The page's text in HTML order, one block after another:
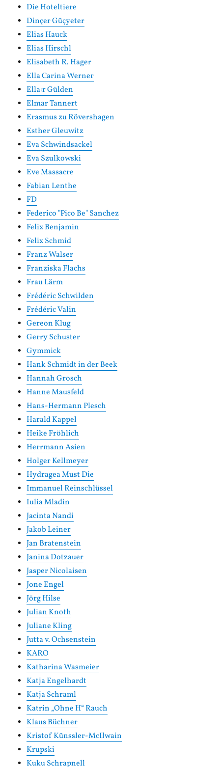
Die Hoteltiere
Dinçer Güçyeter
Elias Hauck
Elias Hirschl
Elisabeth R. Hager
Ella Carina Werner
Ella:r Gülden
Elmar Tannert
Erasmus zu Rövershagen
Esther Gleuwitz
Eva Schwindsackel
Eva Szulkowski
Eve Massacre
Fabian Lenthe
FD
Federico "Pico Be" Sanchez
Felix Benjamin
Felix Schmid
Franz Walser
Franziska Flachs
Frau Lärm
Frédéric Schwilden
Frédéric Valin
Gereon Klug
Gerry Schuster
Gymmick
Hank Schmidt in der Beek
Hannah Grosch
Hanne Mausfeld
Hans-Hermann Plesch
Harald Kappel
Heike Fröhlich
Herrmann Asien
Holger Kellmeyer
Hydragea Must Die
Immanuel Reinschlüssel
Iulia Mladin
Jacinta Nandi
Jakob Leiner
Jan Bratenstein
Janina Dotzauer
Jasper Nicolaisen
Jone Engel
Jörg Hilse
Julian Knoth
Juliane Kling
Jutta v. Ochsenstein
KARO
Katharina Wasmeier
Katja Engelhardt
Katja Schraml
Katrin „Ohne H“ Rauch
Klaus Büchner
Kristof Künssler-McIlwain
Krupski
Kuku Schrapnell